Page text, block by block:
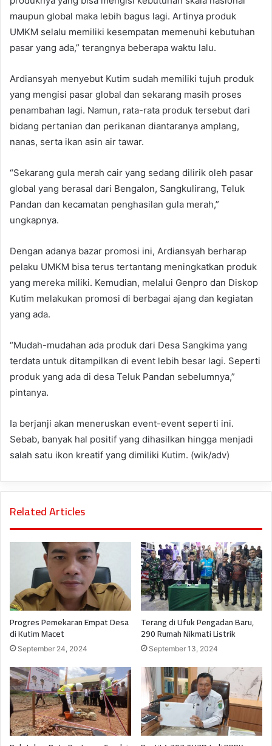
maupun global maka lebih bagus lagi. Artinya produk
UMKM selalu memiliki kesempatan memenuhi kebutuhan
pasar yang ada,” terangnya beberapa waktu lalu.
Ardiansyah menyebut Kutim sudah memiliki tujuh produk
yang mengisi pasar global dan sekarang masih proses
penambahan lagi. Namun, rata-rata produk tersebut dari
bidang pertanian dan perikanan diantaranya amplang,
nanas, serta ikan asin air tawar.
“Sekarang gula merah cair yang sedang dilirik oleh pasar
global yang berasal dari Bengalon, Sangkulirang, Teluk
Pandan dan kecamatan penghasilan gula merah,”
ungkapnya.
Dengan adanya bazar promosi ini, Ardiansyah berharap
pelaku UMKM bisa terus tertantang meningkatkan produk
yang mereka miliki. Kemudian, melalui Genpro dan Diskop
Kutim melakukan promosi di berbagai ajang dan kegiatan
yang ada.
“Mudah-mudahan ada produk dari Desa Sangkima yang
terdata untuk ditampilkan di event lebih besar lagi. Seperti
produk yang ada di desa Teluk Pandan sebelumnya,”
pintanya.
Ia berjanji akan meneruskan event-event seperti ini.
Sebab, banyak hal positif yang dihasilkan hingga menjadi
salah satu ikon kreatif yang dimiliki Kutim. (wik/adv)
Related Articles
Progres Pemekaran Empat Desa
di Kutim Macet
September 24, 2024
Terang di Ufuk Pengadan Baru,
290 Rumah Nikmati Listrik
September 13, 2024